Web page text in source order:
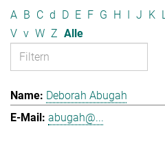
A B C d D E F G H I J K L
V v W Z Alle
Deborah Abugah
abugah@...